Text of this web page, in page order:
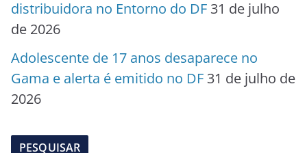
distribuidora no Entorno do DF 31 de julho
de 2026
Adolescente de 17 anos desaparece no
Gama e alerta é emitido no DF 31 de julho de
2026
PESQUISAR